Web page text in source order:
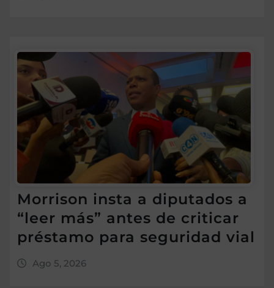
Morrison insta a diputados a
“leer más” antes de criticar
préstamo para seguridad vial
Ago 5, 2026